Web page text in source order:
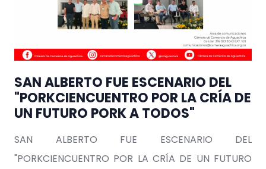
SAN ALBERTO FUE ESCENARIO DEL
"PORKCIENCUENTRO POR LA CRÍA DE
UN FUTURO PORK A TODOS"
SAN ALBERTO FUE ESCENARIO DEL
"PORKCIENCUENTRO POR LA CRÍA DE UN FUTURO